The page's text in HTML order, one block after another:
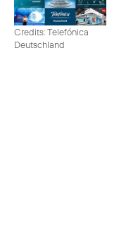
Credits: Telefónica
Deutschland